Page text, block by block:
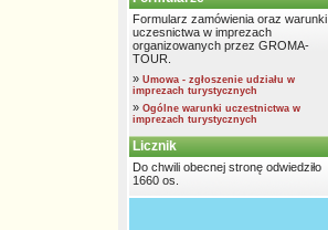
Formularz zamówienia oraz warunki
uczesnictwa w imprezach
organizowanych przez GROMA-
TOUR.
» Umowa - zgłoszenie udziału w
imprezach turystycznych
» Ogólne warunki uczestnictwa w
imprezach turystycznych
Licznik
Do chwili obecnej stronę odwiedziło
1660 os.